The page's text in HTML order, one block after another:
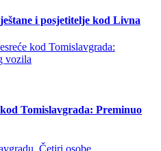
i posjetitelje kod Livna
Tomislavgrada: Preminuo